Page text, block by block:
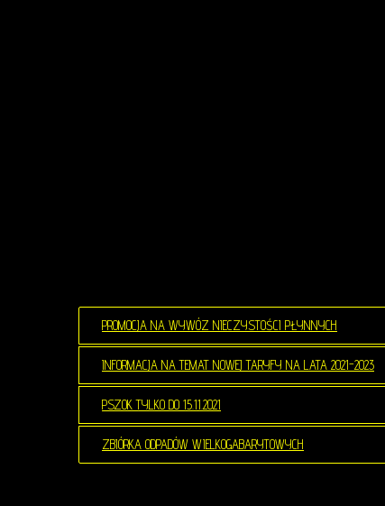
PROMOCJA NA WYWÓZ NIECZYSTOŚCI PŁYNNYCH
INFORMACJA NA TEMAT NOWEJ TARYFY NA LATA 2021-2023
PSZOK TYLKO DO 15.11.2021
ZBIÓRKA ODPADÓW WIELKOGABARYTOWYCH